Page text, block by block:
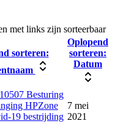
met links zijn sorteerbaar
sorteren:
Oplopend
sorteren:
Datum
Besturing
HPZone
19 bestrijding
7 mei
2021